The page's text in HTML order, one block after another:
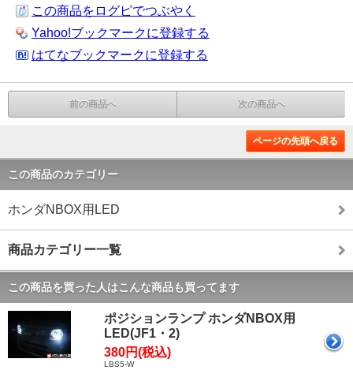
この商品をログピでつぶやく
Yahoo!ブックマークに登録する
はてなブックマークに登録する
前の商品へ 次の商品へ
ページの先頭へ戻る
この商品のカテゴリー
ホンダNBOX用LED
商品カテゴリー一覧
この商品を買った人はこんな商品も買ってます
ポジションランプ ホンダNBOX用
LED(JF1・2)
380円(税込)
LBS5-W